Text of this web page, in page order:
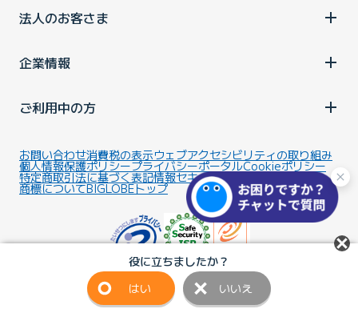
役に立ちましたか？
はい
いいえ
法人のお客さま
企業情報
ご利用中の方
お問い合わせ消費税の表示ウェブアクセシビリティの取り組み
個人情報保護ポリシープライバシーポータルCookieポリシー
特定商取引法に基づく表記情報セキュリティ基本方針
商標についてBIGLOBEトップ
Copyright ©BIGLOBE Inc. 2026. All rights reserved.